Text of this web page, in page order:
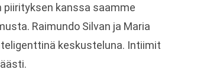
piirityksen kanssa saamme
Raimundo Silvan ja Maria
keskusteluna. Intiimit